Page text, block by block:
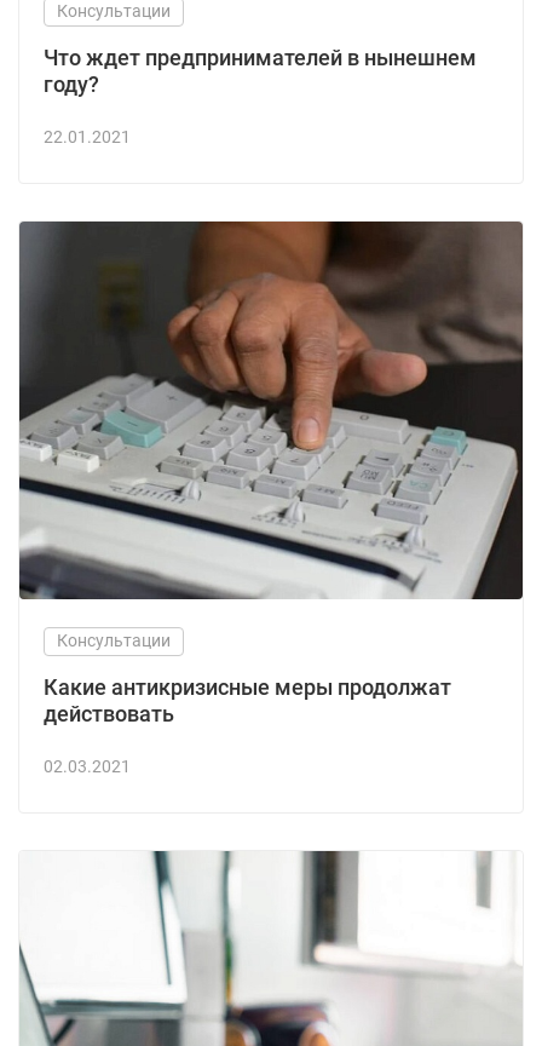
Консультации
Что ждет предпринимателей в нынешнем
году?
22.01.2021
Консультации
Какие антикризисные меры продолжат
действовать
02.03.2021